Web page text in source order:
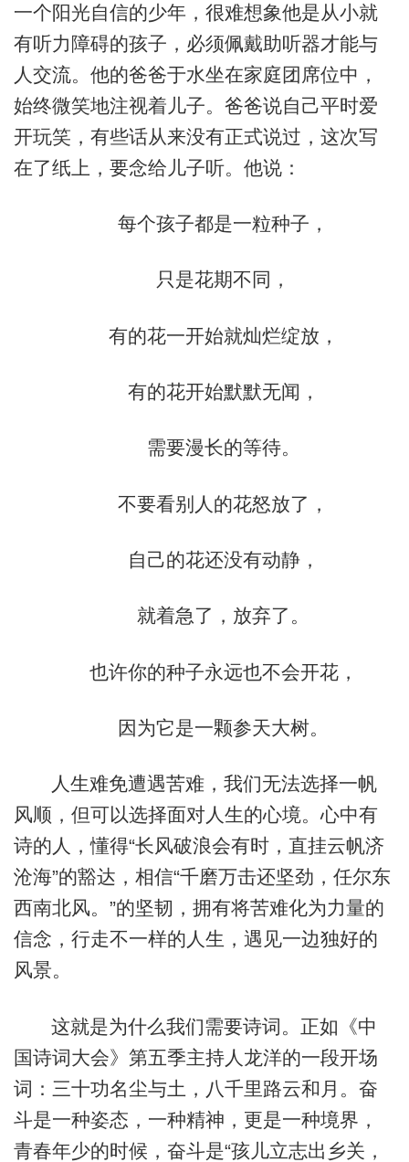
一个阳光自信的少年，很难想象他是从小就
有听力障碍的孩子，必须佩戴助听器才能与
人交流。他的爸爸于水坐在家庭团席位中，
始终微笑地注视着儿子。爸爸说自己平时爱
开玩笑，有些话从来没有正式说过，这次写
在了纸上，要念给儿子听。他说：
每个孩子都是一粒种子，
只是花期不同，
有的花一开始就灿烂绽放，
有的花开始默默无闻，
需要漫长的等待。
不要看别人的花怒放了，
自己的花还没有动静，
就着急了，放弃了。
也许你的种子永远也不会开花，
因为它是一颗参天大树。
人生难免遭遇苦难，我们无法选择一帆
风顺，但可以选择面对人生的心境。心中有
诗的人，懂得“长风破浪会有时，直挂云帆济
沧海”的豁达，相信“千磨万击还坚劲，任尔东
西南北风。”的坚韧，拥有将苦难化为力量的
信念，行走不一样的人生，遇见一边独好的
风景。
这就是为什么我们需要诗词。正如《中
国诗词大会》第五季主持人龙洋的一段开场
词：三十功名尘与土，八千里路云和月。奋
斗是一种姿态，一种精神，更是一种境界，
青春年少的时候，奋斗是“孩儿立志出乡关，